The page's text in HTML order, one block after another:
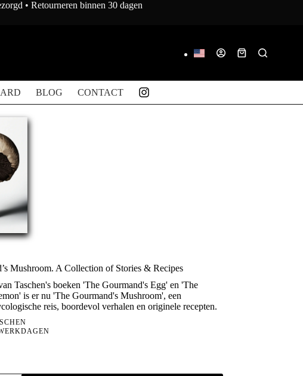
• Retourneren binnen 30 dagen
Winkelwagen
BLOG CONTACT
Mushroom. A Collection of Stories & Recipes
Taschen's boeken 'The Gourmand's Egg' en 'The
is er nu 'The Gourmand's Mushroom', een
reis, boordevol verhalen en originele recepten.